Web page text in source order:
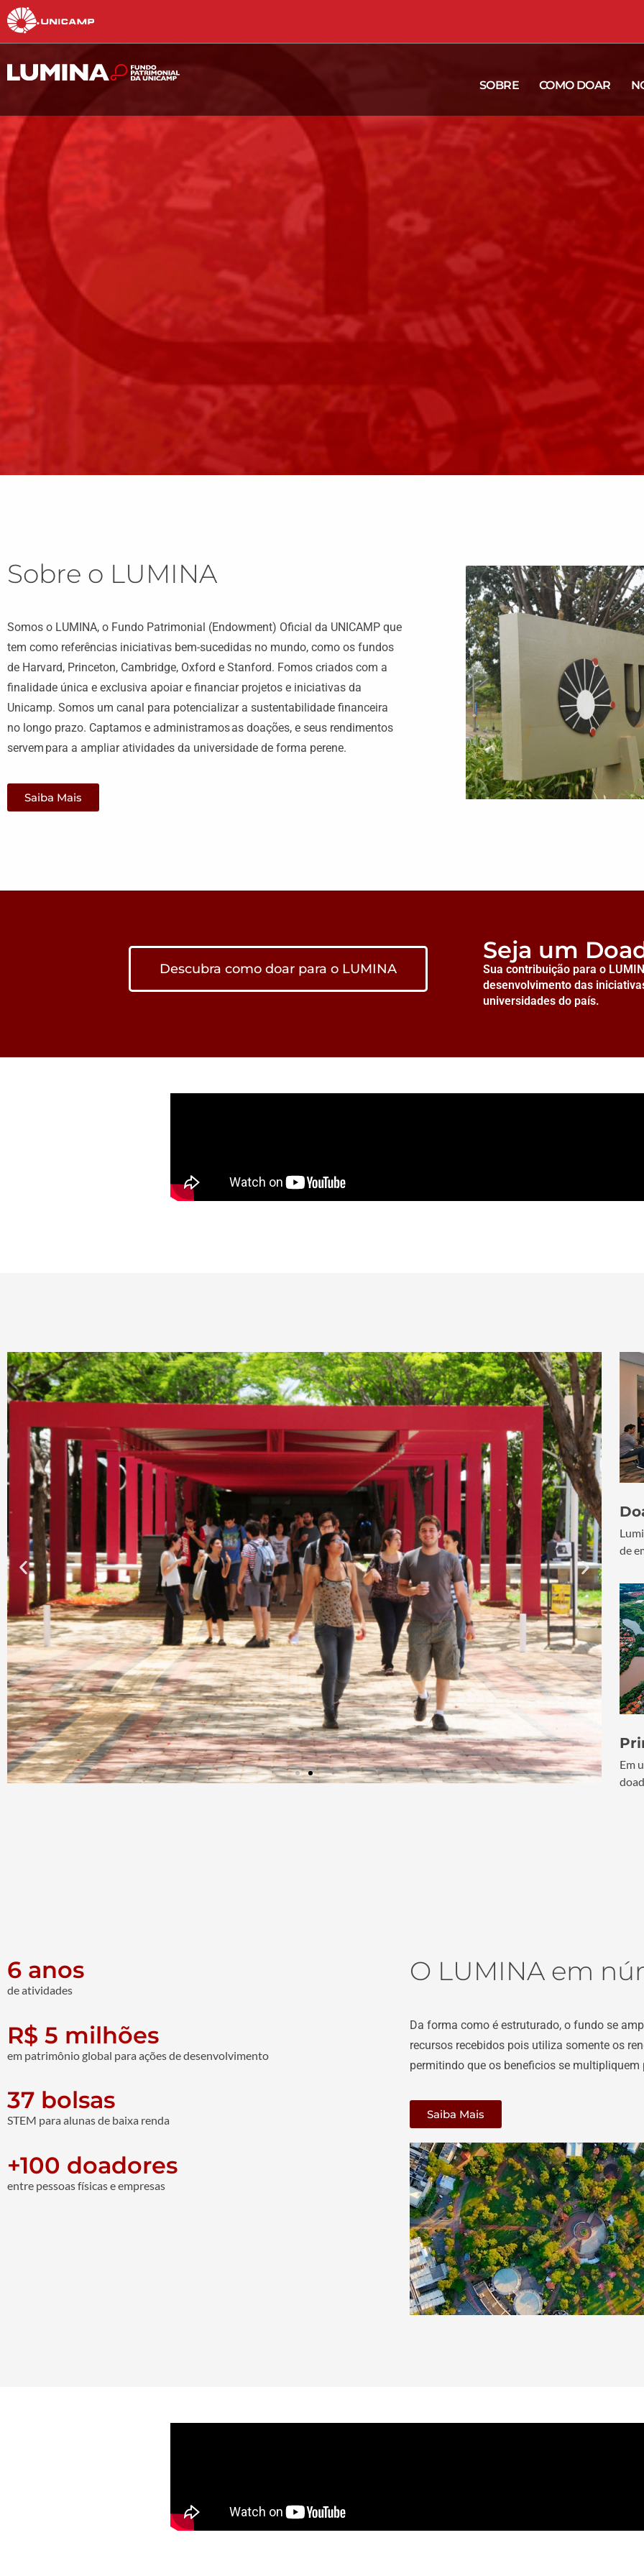
SOBRE COMO DOAR
há uma história de impacto em movimento.
Sobre o LUMINA
Somos o LUMINA, o Fundo Patrimonial (Endowment) Oficial da UNICAMP que
tem como referências iniciativas bem-sucedidas no mundo, como os fundos
de Harvard, Princeton, Cambridge, Oxford e Stanford. Fomos criados com a
finalidade única e exclusiva apoiar e financiar projetos e iniciativas da
Unicamp. Somos um canal para potencializar a sustentabilidade financeira
no longo prazo. Captamos e administramos as doações, e seus rendimentos
servem para a ampliar atividades da universidade de forma perene.
Saiba Mais
Descubra como doar para o LUMINA
Seja um
Sua contribuição para o
desenvolvimento das
universidades do país.
de
Em
6 anos
de atividades
R$ 5 milhões
em patrimônio global para ações de desenvolvimento
37 bolsas
STEM para alunas de baixa renda
+100 doadores
entre pessoas físicas e empresas
O LUMINA em
Da forma como é estruturado, o fundo se
recursos recebidos pois utiliza somente os
permitindo que os beneficios se
Saiba Mais